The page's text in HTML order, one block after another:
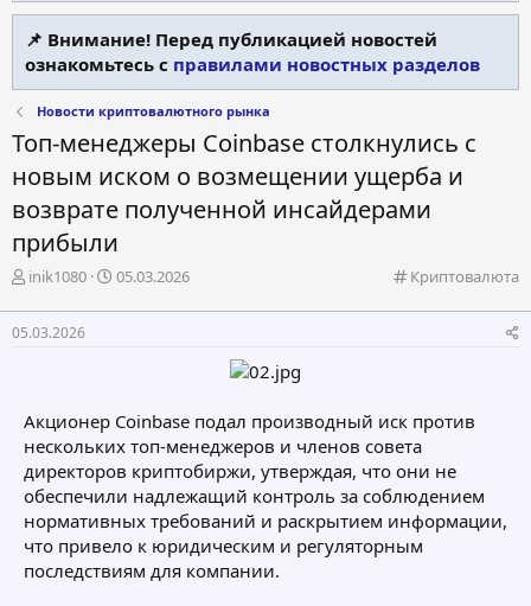
📌 Внимание! Перед публикацией новостей
ознакомьтесь с правилами новостных разделов
Новости криптовалютного рынка
Топ-менеджеры Coinbase столкнулись с
новым иском о возмещении ущерба и
возврате полученной инсайдерами
прибыли
К
т
и
я
Криптовалюта
А
т
о
м
ы
inik1080
Д
т
а
л
а
05.03.2026
05.03.2026
Акционер Coinbase подал производный иск против
нескольких топ-менеджеров и членов совета
директоров криптобиржи, утверждая, что они не
обеспечили надлежащий контроль за соблюдением
нормативных требований и раскрытием информации,
что привело к юридическим и регуляторным
последствиям для компании.